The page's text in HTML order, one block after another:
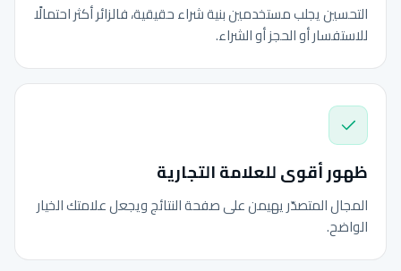
التحسين يجلب مستخدمين بنية شراء حقيقية، فالزائر أكثر احتمالًا
للاستفسار أو الحجز أو الشراء.
ظهور أقوى للعلامة التجارية
المجال المتصدّر يهيمن على صفحة النتائج ويجعل علامتك الخيار
الواضح.